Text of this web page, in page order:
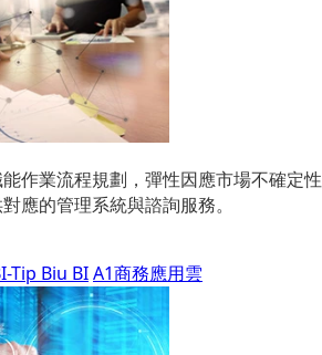
作業流程規劃，彈性因應市場不確定性
應的管理系統與諮詢服務。
Tip Biu BIA1商務應用雲